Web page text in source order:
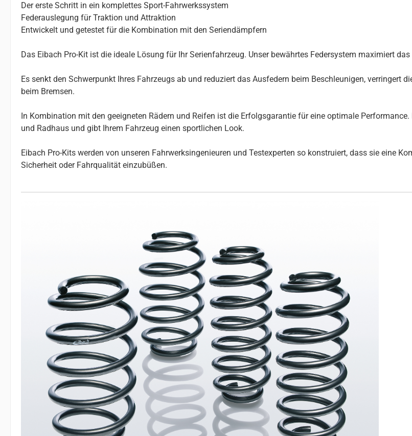
Der erste Schritt in ein komplettes Sport-Fahrwerkssystem
Federauslegung für Traktion und Attraktion
Entwickelt und getestet für die Kombination mit den Seriendämpfern
Das Eibach Pro-Kit ist die ideale Lösung für Ihr Serienfahrzeug. Unser bewährtes Federsystem maximiert
Es senkt den Schwerpunkt Ihres Fahrzeugs ab und reduziert das Ausfedern beim Beschleunigen, verringert
beim Bremsen.
In Kombination mit den geeigneten Rädern und Reifen ist die Erfolgsgarantie für eine optimale
und Radhaus und gibt Ihrem Fahrzeug einen sportlichen Look.
Eibach Pro-Kits werden von unseren Fahrwerksingenieuren und Testexperten so konstruiert, dass sie eine
Sicherheit oder Fahrqualität einzubüßen.